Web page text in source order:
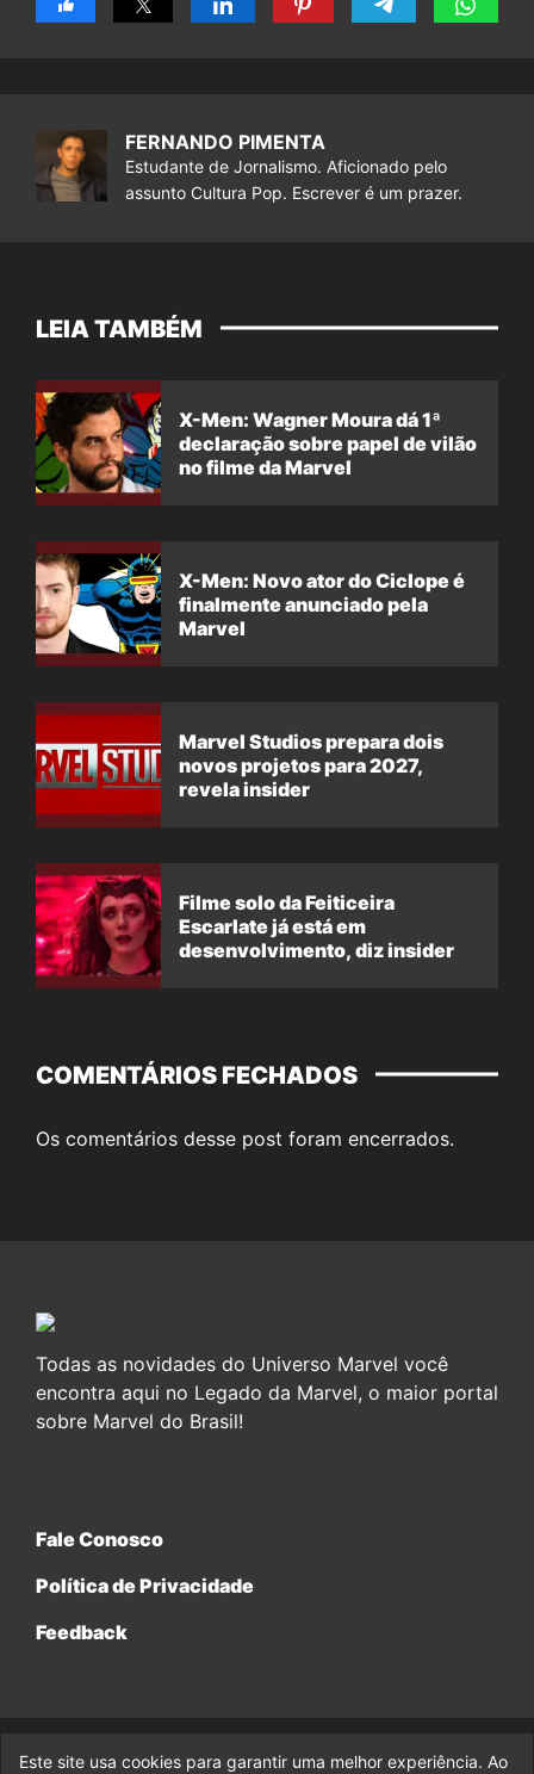
FERNANDO PIMENTA
Estudante de Jornalismo. Aficionado pelo
assunto Cultura Pop. Escrever é um prazer.
LEIA TAMBÉM
X-Men: Wagner Moura dá 1ª
declaração sobre papel de vilão
no filme da Marvel
X-Men: Novo ator do Ciclope é
finalmente anunciado pela
Marvel
Marvel Studios prepara dois
novos projetos para 2027,
revela insider
Filme solo da Feiticeira
Escarlate já está em
desenvolvimento, diz insider
COMENTÁRIOS FECHADOS
Os comentários desse post foram encerrados.
Todas as novidades do Universo Marvel você
encontra aqui no Legado da Marvel, o maior portal
sobre Marvel do Brasil!
Fale Conosco
Política de Privacidade
Feedback
© 2017-2026 Legado da Marvel, uma empresa da Legado
Este site usa cookies para garantir uma melhor experiência. Ao